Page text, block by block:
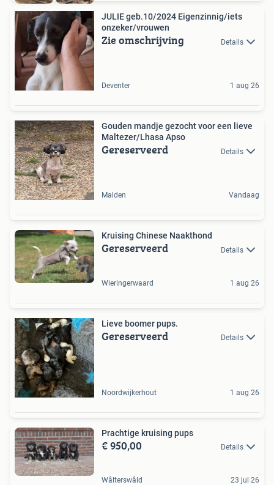
JULIE geb.10/2024 Eigenzinnig/iets
onzeker/vrouwen
Zie omschrijving Details
Deventer 1 aug 26
Gouden mandje gezocht voor een lieve
Maltezer/Lhasa Apso
Gereserveerd Details
Malden Vandaag
Kruising Chinese Naakthond
Gereserveerd Details
Wieringerwaard 1 aug 26
Lieve boomer pups.
Gereserveerd Details
Noordwijkerhout 1 aug 26
Prachtige kruising pups
€ 950,00 Details
Wâlterswâld 23 jul 26